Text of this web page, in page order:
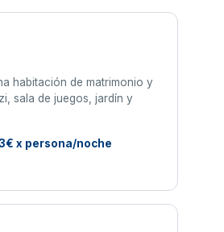
habitación de matrimonio y
sala de juegos, jardín y
x persona/noche